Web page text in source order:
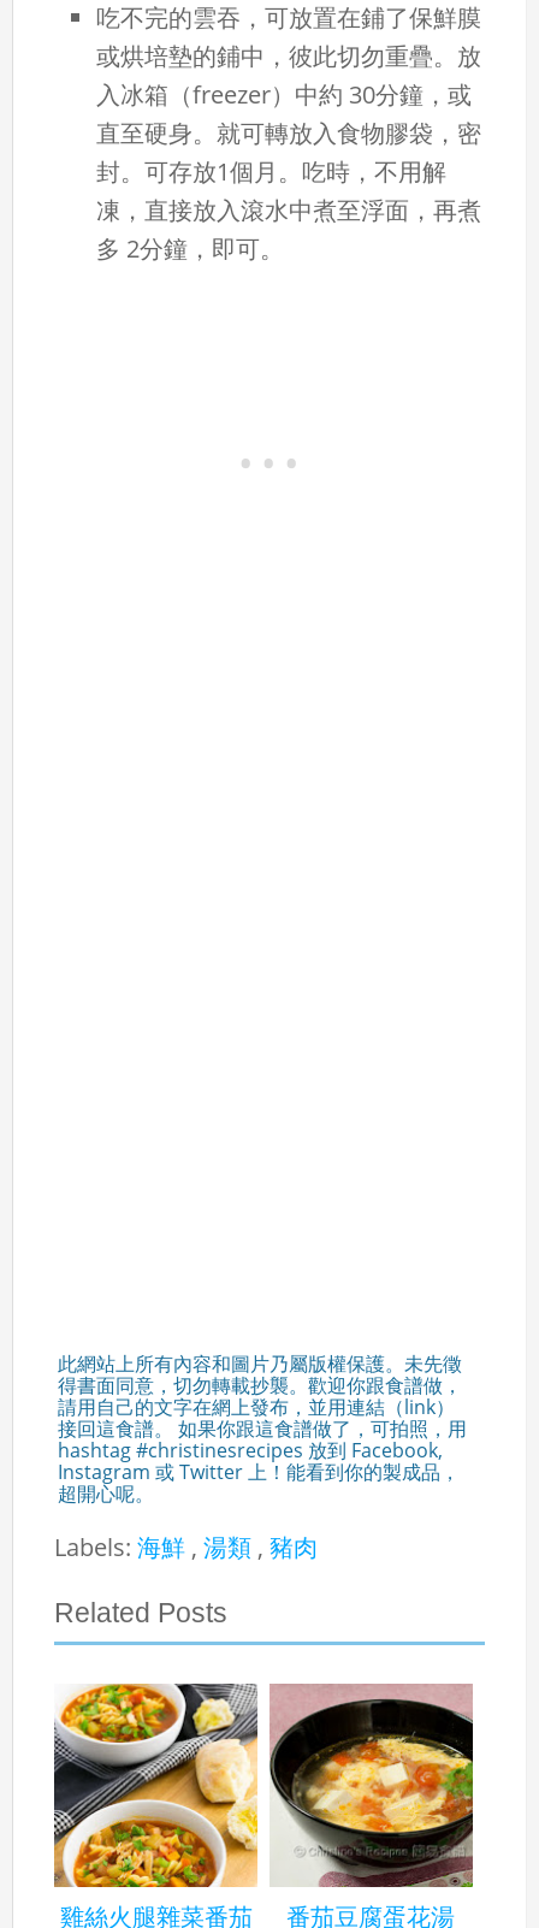
吃不完的雲吞，可放置在鋪了保鮮膜
或烘培墊的鋪中，彼此切勿重疊。放
入冰箱（freezer）中約 30分鐘，或
直至硬身。就可轉放入食物膠袋，密
封。可存放1個月。吃時，不用解
凍，直接放入滾水中煮至浮面，再煮
多 2分鐘，即可。
此網站上所有內容和圖片乃屬版權保護。未先徵
得書面同意，切勿轉載抄襲。歡迎你跟食譜做，
請用自己的文字在網上發布，並用連結（link）
接回這食譜。 如果你跟這食譜做了，可拍照，用
hashtag #christinesrecipes 放到 Facebook,
Instagram 或 Twitter 上！能看到你的製成品，
超開心呢。
Labels:海鮮 ,湯類 ,豬肉
Related Posts
雞絲火腿雜菜番茄 番茄豆腐蛋花湯